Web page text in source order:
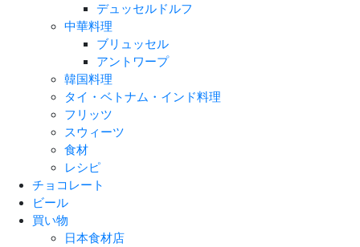
デュッセルドルフ
中華料理
ブリュッセル
アントワープ
韓国料理
タイ・ベトナム・インド料理
フリッツ
スウィーツ
食材
レシピ
チョコレート
ビール
買い物
日本食材店